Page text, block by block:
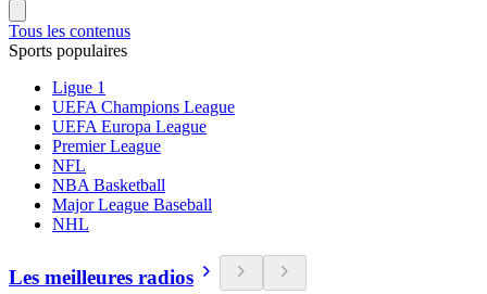
Tous les contenus
Sports populaires
Ligue 1
UEFA Champions League
UEFA Europa League
Premier League
NFL
NBA Basketball
Major League Baseball
NHL
Les meilleures radios